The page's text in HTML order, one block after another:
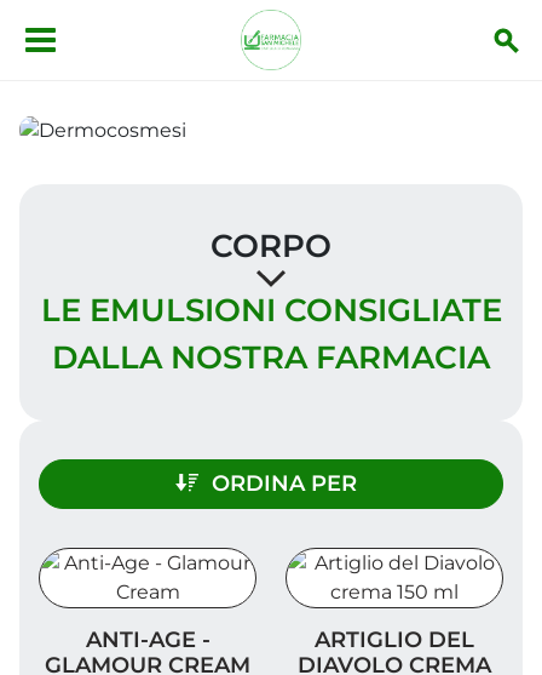
Salta al contenuto principale
CORPO
LE EMULSIONI CONSIGLIATE
DALLA NOSTRA FARMACIA
ORDINA PER
ANTI-AGE -
GLAMOUR CREAM
ARTIGLIO DEL
DIAVOLO CREMA